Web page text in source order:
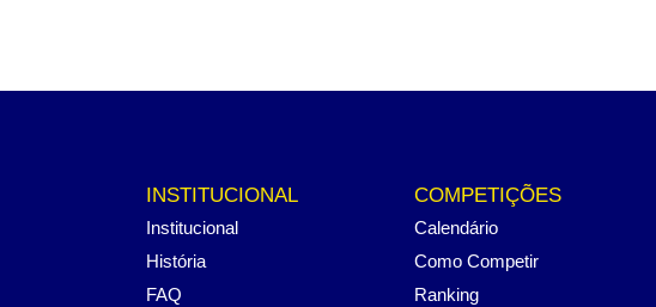
INSTITUCIONAL
Institucional
História
FAQ
COMPETIÇÕES
Calendário
Como Competir
Ranking